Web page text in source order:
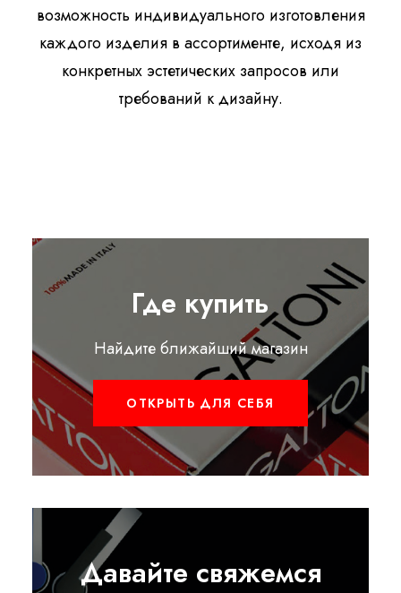
возможность индивидуального изготовления
каждого изделия в ассортименте, исходя из
конкретных эстетических запросов или
требований к дизайну.
Где купить
Найдите ближайший магазин
ОТКРЫТЬ ДЛЯ СЕБЯ
Давайте свяжемся